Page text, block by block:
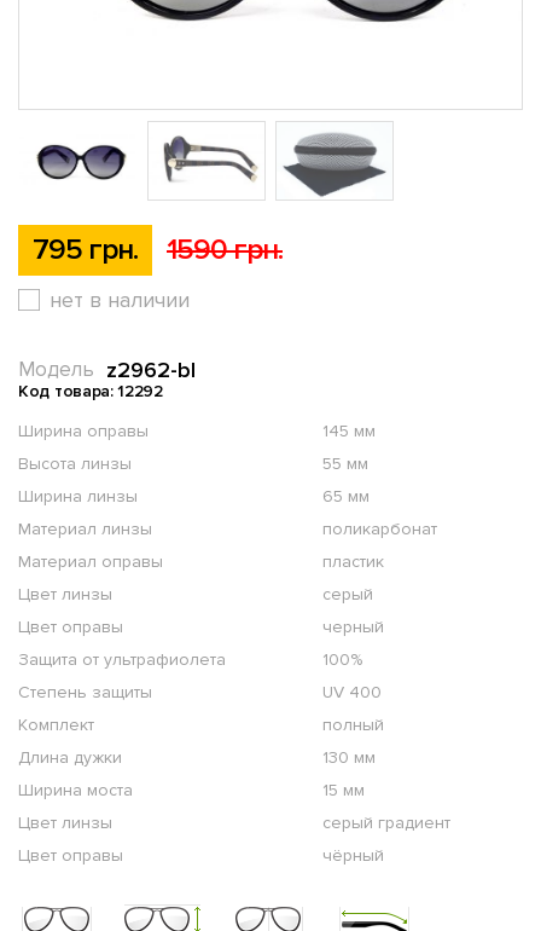
795 грн. 1590 грн.
нет в наличии
z2962-bl
Модель
Код товара: 12292
Ширина оправы
145 мм
Высота линзы
55 мм
Ширина линзы
65 мм
Материал линзы
поликарбонат
Материал оправы
пластик
Цвет линзы
серый
Цвет оправы
черный
Защита от ультрафиолета
100%
Степень защиты
UV 400
Комплект
полный
Длина дужки
130 мм
Ширина моста
15 мм
Цвет линзы
серый градиент
Цвет оправы
чёрный